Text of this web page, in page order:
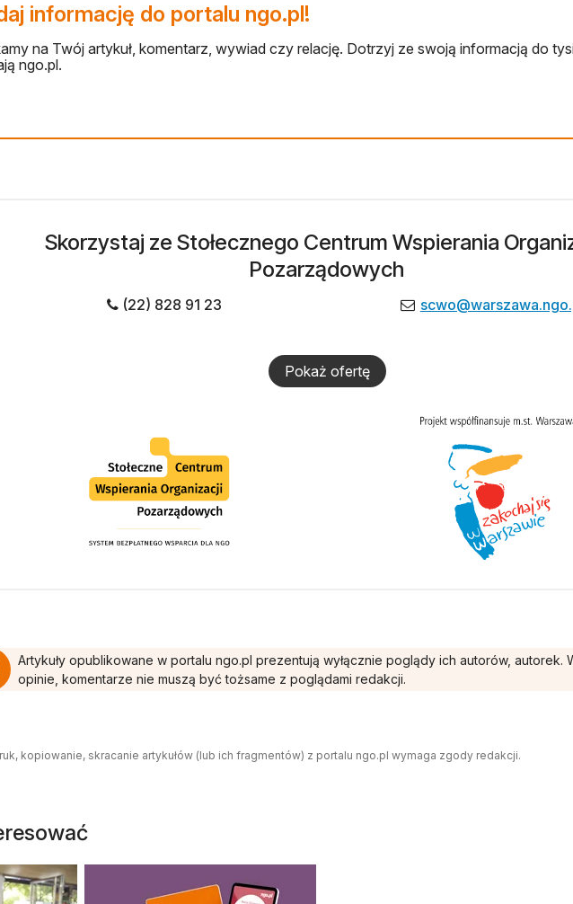
informację do portalu ngo.pl!
na Twój artykuł, komentarz, wywiad czy relację. Dotrzyj ze swoją informacją do
ngo.pl.
Skorzystaj ze Stołecznego Centrum Wspierania
Pozarządowych
(22) 828 91 23
Pokaż ofertę
Artykuły opublikowane w portalu ngo.pl prezentują wyłącznie poglądy ich autorów, autorek.
opinie, komentarze nie muszą być tożsame z poglądami redakcji.
kopiowanie, skracanie artykułów (lub ich fragmentów) z portalu ngo.pl wymaga zgody redakcji.